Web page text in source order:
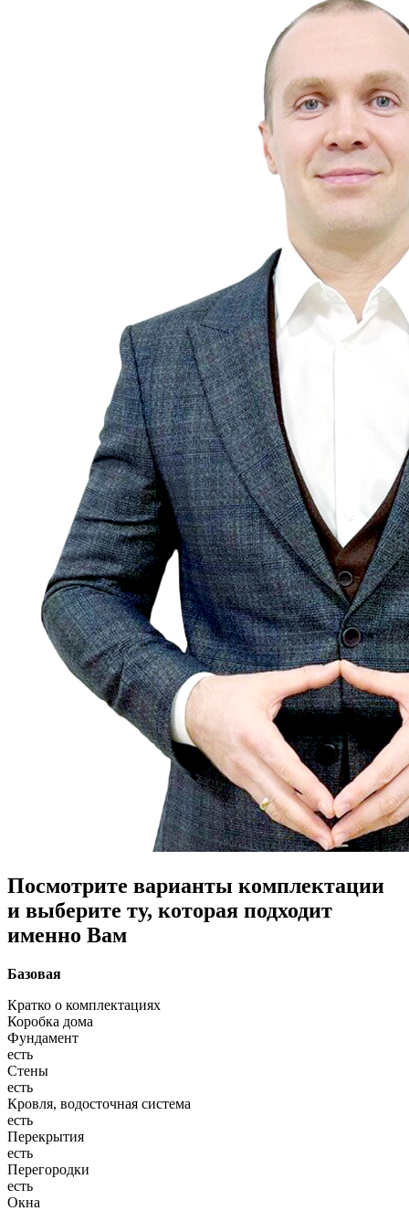
Посмотрите варианты комплектации
и выберите ту, которая подходит
именно Вам
Базовая
Кратко о комплектациях
Коробка дома
Фундамент
есть
Стены
есть
Кровля, водосточная система
есть
Перекрытия
есть
Перегородки
есть
Окна